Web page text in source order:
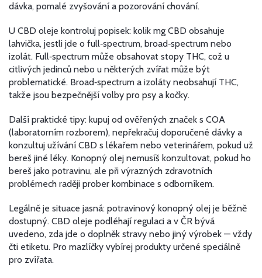
dávka, pomalé zvyšování a pozorování chování.
U CBD oleje kontroluj popisek: kolik mg CBD obsahuje
lahvička, jestli jde o full‑spectrum, broad‑spectrum nebo
izolát. Full‑spectrum může obsahovat stopy THC, což u
citlivých jedinců nebo u některých zvířat může být
problematické. Broad‑spectrum a izoláty neobsahují THC,
takže jsou bezpečnější volby pro psy a kočky.
Další praktické tipy: kupuj od ověřených značek s COA
(laboratorním rozborem), nepřekračuj doporučené dávky a
konzultuj užívání CBD s lékařem nebo veterinářem, pokud už
bereš jiné léky. Konopný olej nemusíš konzultovat, pokud ho
bereš jako potravinu, ale při výrazných zdravotních
problémech raději prober kombinace s odborníkem.
Legálně je situace jasná: potravinový konopný olej je běžně
dostupný. CBD oleje podléhají regulaci a v ČR bývá
uvedeno, zda jde o doplněk stravy nebo jiný výrobek — vždy
čti etiketu. Pro mazlíčky vybírej produkty určené speciálně
pro zvířata.